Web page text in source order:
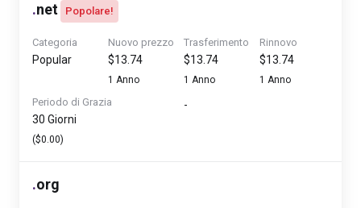
.net Popolare!
Categoria
Popular
Nuovo prezzo
$13.74
1 Anno
Trasferimento
$13.74
1 Anno
Rinnovo
$13.74
1 Anno
Periodo di Grazia
30 Giorni
($0.00)
-
.org